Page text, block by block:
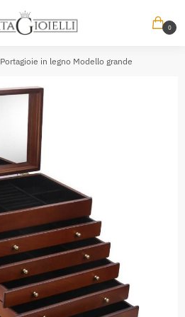
0
Portagioie in legno Modello grande